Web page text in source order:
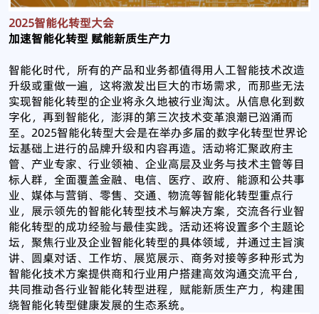
2025智能化转型大会
加速智能化转型 赋能新质生产力
智能化时代，所有的产品和业务都值得用人工智能技术改造
升级或重做一遍，这将激发出巨大的市场需求，而那些无法
实现智能化转型的企业将永久地被行业淘汰。从信息化到数
字化，再到智能化，澎湃的第三次技术变革浪潮已汹涌而
至。2025智能化转型大会是在举办多届的数字化转型世界论
坛基础上进行的品牌升级和内容再造。活动将汇聚政府主
管、产业专家、行业领袖、企业高层及业务与技术主管等目
标人群，全面覆盖金融、电信、医疗、政府、能源和公共事
业、媒体与营销、零售、交通、物流等智能化转型重点行
业，展示领先的智能化转型技术与解决方案，交流各行业智
能化转型的成功经验与最佳实践。活动还将设置多个主题论
坛，聚焦行业及企业智能化转型的具体领域，并通过主旨演
讲、圆桌对话、工作坊、展览展示、商务对接等多种形式为
智能化技术方案提供商和行业用户搭建高效沟通交流平台，
共同推动各行业智能化转型进程，赋能新质生产力，构建围
绕智能化转型健康发展的生态系统。